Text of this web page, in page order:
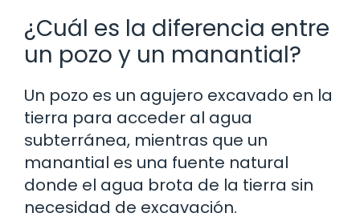
¿Cuál es la diferencia entre
un pozo y un manantial?
Un pozo es un agujero excavado en la
tierra para acceder al agua
subterránea, mientras que un
manantial es una fuente natural
donde el agua brota de la tierra sin
necesidad de excavación.